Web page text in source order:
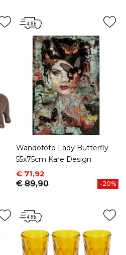
Wandofoto Lady Butterfly
55x75cm Kare Design
Prijs
€ 71,92
Normale prijs
€ 89,90
-20%